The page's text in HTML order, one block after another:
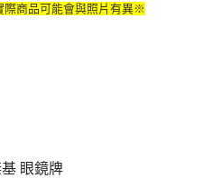
商品可能會與照片有異※
基 眼鏡牌